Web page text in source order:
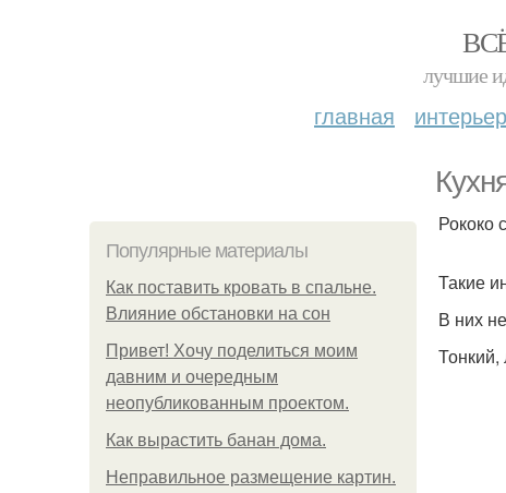
лучшие
главная
Популярные материалы
Как поставить кровать в спальне.
Влияние обстановки на сон
Привет! Хочу поделиться моим
давним и очередным
неопубликованным проектом.
Как вырастить банан дома.
Неправильное размещение картин.
Рококо
Такие
В них
Тонкий,